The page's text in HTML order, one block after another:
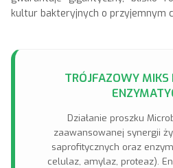
kultur bakteryjnych o przyjemnym
TRÓJFAZOWY MIKS
Działanie proszku
zaawansowanej synergii
saprofitycznych oraz
celulaz, amylaz, proteaz).